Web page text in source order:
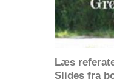
Læs
Slides fra